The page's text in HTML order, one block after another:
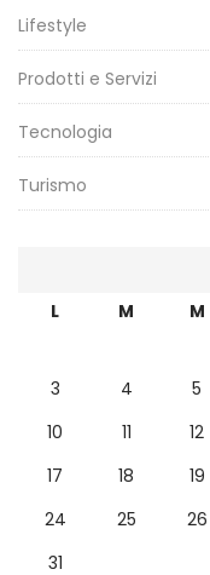
Lifestyle
Prodotti e Servizi
Tecnologia
Turismo
L M M
3
4 5
10
11 12
17
18 19
24
25 26
31